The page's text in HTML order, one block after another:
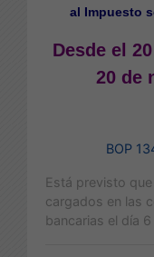
al Impuesto
Desde el
20 de
BOP
Está previsto
cargados en las
bancarias el día